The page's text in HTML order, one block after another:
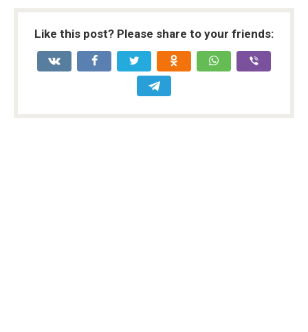
Like this post? Please share to your friends: